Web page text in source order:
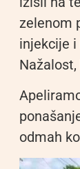
zelenom
injekcije
odmah